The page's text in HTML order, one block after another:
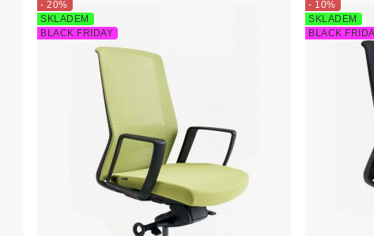
- 20%
SKLADEM
BLACK FRIDAY
- 10%
SKLADEM
BLACK